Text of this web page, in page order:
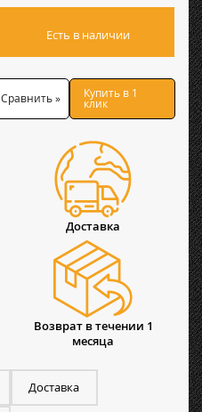
Есть в наличии
Сравнить » Купить в 1
клик
Доставка
Возврат в течении 1
месяца
Доставка